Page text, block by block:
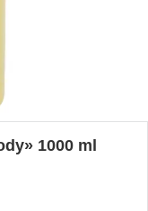
1000 ml